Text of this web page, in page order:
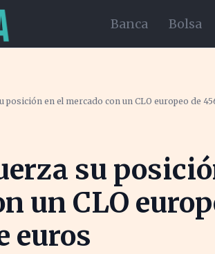
Banca Bolsa
posición en el mercado con un CLO europeo de
su
un CLO
euros